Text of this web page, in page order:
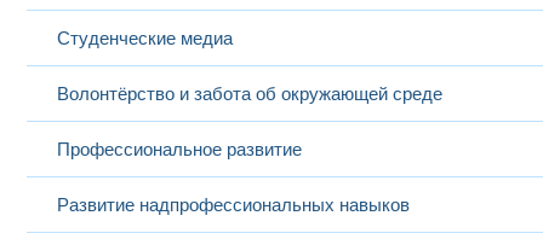
Студенческие медиа
Волонтёрство и забота об окружающей среде
Профессиональное развитие
Развитие надпрофессиональных навыков